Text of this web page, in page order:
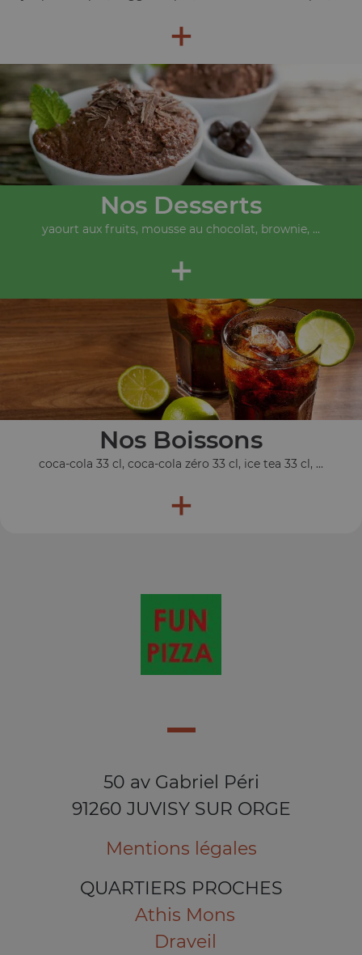
+
Nos Desserts
yaourt aux fruits, mousse au chocolat, brownie, ...
+
Nos Boissons
coca-cola 33 cl, coca-cola zéro 33 cl, ice tea 33 cl, ...
+
50 av Gabriel Péri
91260 JUVISY SUR ORGE
Mentions légales
QUARTIERS PROCHES
Athis Mons
Draveil